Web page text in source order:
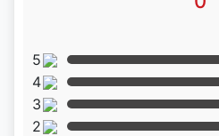
5
4
3
2